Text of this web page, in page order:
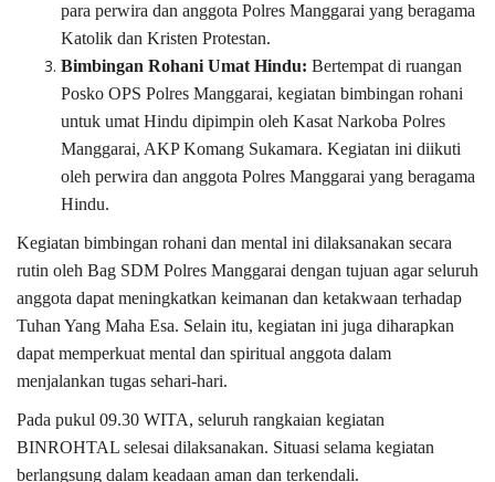
para perwira dan anggota Polres Manggarai yang beragama
Katolik dan Kristen Protestan.
Bimbingan Rohani Umat Hindu: Bertempat di ruangan
Posko OPS Polres Manggarai, kegiatan bimbingan rohani
untuk umat Hindu dipimpin oleh Kasat Narkoba Polres
Manggarai, AKP Komang Sukamara. Kegiatan ini diikuti
oleh perwira dan anggota Polres Manggarai yang beragama
Hindu.
Kegiatan bimbingan rohani dan mental ini dilaksanakan secara
rutin oleh Bag SDM Polres Manggarai dengan tujuan agar seluruh
anggota dapat meningkatkan keimanan dan ketakwaan terhadap
Tuhan Yang Maha Esa. Selain itu, kegiatan ini juga diharapkan
dapat memperkuat mental dan spiritual anggota dalam
menjalankan tugas sehari-hari.
Pada pukul 09.30 WITA, seluruh rangkaian kegiatan
BINROHTAL selesai dilaksanakan. Situasi selama kegiatan
berlangsung dalam keadaan aman dan terkendali.